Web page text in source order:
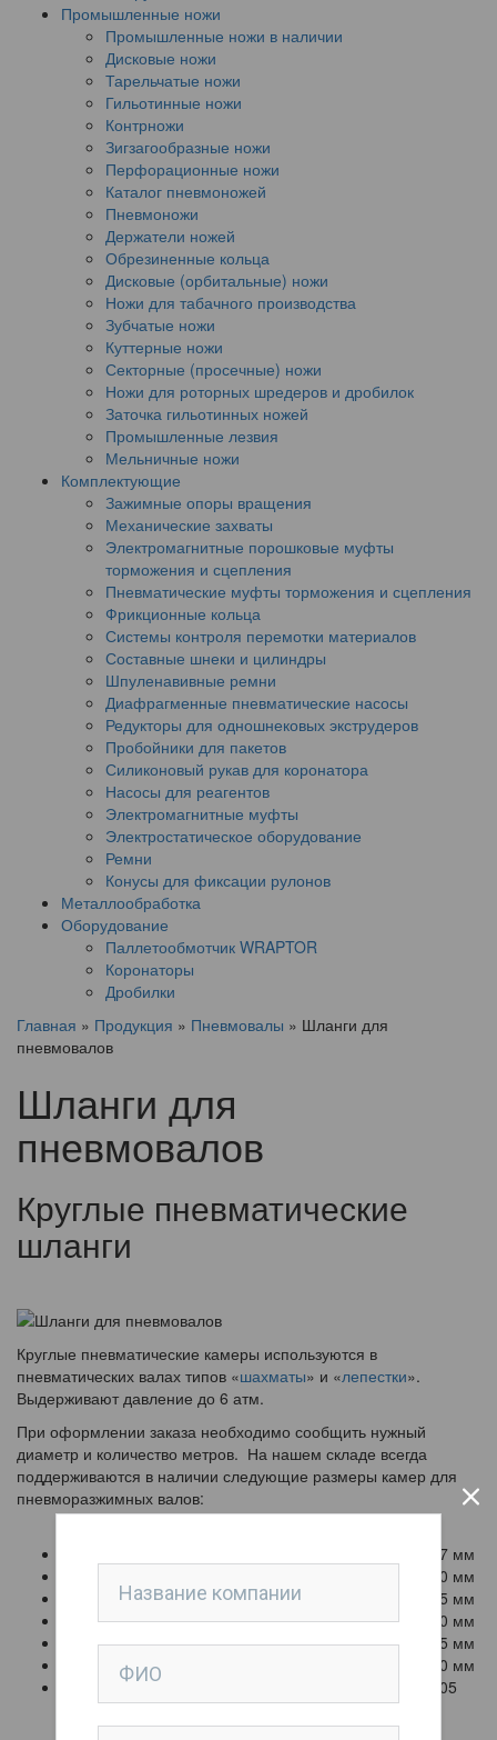
Промышленные ножи
Промышленные ножи в наличии
Дисковые ножи
Тарельчатые ножи
Гильотинные ножи
Контрножи
Зигзагообразные ножи
Перфорационные ножи
Каталог пневмоножей
Пневмоножи
Держатели ножей
Обрезиненные кольца
Дисковые (орбитальные) ножи
Ножи для табачного производства
Зубчатые ножи
Куттерные ножи
Секторные (просечные) ножи
Ножи для роторных шредеров и дробилок
Заточка гильотинных ножей
Промышленные лезвия
Мельничные ножи
Комплектующие
Зажимные опоры вращения
Механические захваты
Электромагнитные порошковые муфты
торможения и сцепления
Пневматические муфты торможения и сцепления
Фрикционные кольца
Системы контроля перемотки материалов
Составные шнеки и цилиндры
Шпуленавивные ремни
Диафрагменные пневматические насосы
Редукторы для одношнековых экструдеров
Пробойники для пакетов
Силиконовый рукав для коронатора
Насосы для реагентов
Электромагнитные муфты
Электростатическое оборудование
Ремни
Конусы для фиксации рулонов
Металлообработка
Оборудование
Паллетообмотчик WRAPTOR
Коронаторы
Дробилки
Главная » Продукция » Пневмовалы » Шланги для
пневмовалов
Шланги для
пневмовалов
Круглые пневматические
шланги
Круглые пневматические камеры используются в
пневматических валах типов «шахматы» и «лепестки».
Выдерживают давление до 6 атм.
При оформлении заказа необходимо сообщить нужный
диаметр и количество метров. На нашем складе всегда
поддерживаются в наличии следующие размеры камер для
пневморазжимных валов:
Шланг круглый пневматический (резиновый), 19 x 27 мм
Шланг круглый пневматический (резиновый), 20 x 30 мм
Шланг круглый пневматический (резиновый), 25 x 35 мм
Шланг круглый пневматический (резиновый), 30 x 40 мм
Шланг круглый пневматический (резиновый), 35 x 45 мм
Шланг круглый пневматический (резиновый), 40 x 50 мм
Шланг круглый пневматический (резиновый), 95 x 105